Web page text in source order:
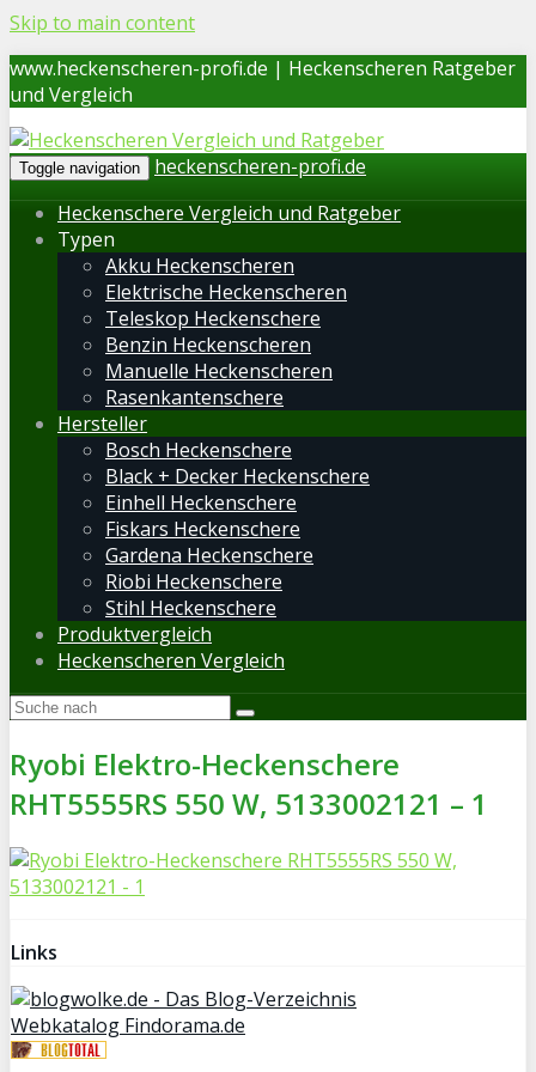
Skip to main content
www.heckenscheren-profi.de | Heckenscheren Ratgeber
und Vergleich
Toggle navigation
heckenscheren-profi.de
Heckenschere Vergleich und Ratgeber
Typen
Akku Heckenscheren
Elektrische Heckenscheren
Teleskop Heckenschere
Benzin Heckenscheren
Manuelle Heckenscheren
Rasenkantenschere
Hersteller
Bosch Heckenschere
Black + Decker Heckenschere
Einhell Heckenschere
Fiskars Heckenschere
Gardena Heckenschere
Riobi Heckenschere
Stihl Heckenschere
Produktvergleich
Heckenscheren Vergleich
Ryobi Elektro-Heckenschere
RHT5555RS 550 W, 5133002121 – 1
Links
Webkatalog Findorama.de